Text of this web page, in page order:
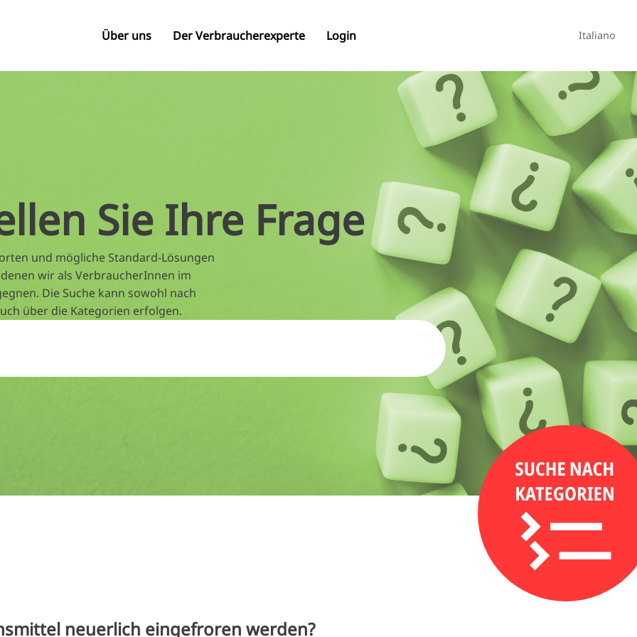
Über uns Der Verbraucherexperte Login Italiano
Sie Ihre Frage
und mögliche Standard-Lösungen
wir als VerbraucherInnen im
Die Suche kann sowohl nach
über die Kategorien erfolgen.
neuerlich eingefroren werden?